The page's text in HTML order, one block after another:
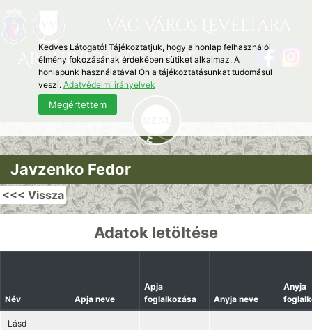
Archivum Vaciense
Javzenko Fedor
<<< Vissza
Adatok letöltése
Név Apja neve
Apja
foglalkozása
Anyja neve
Anyja
Lásd
Kedves Látogató! Tájékoztatjuk, hogy a honlap felhasználói
élmény fokozásának érdekében sütiket alkalmaz. A
honlapunk használatával Ön a tájékoztatásunkat tudomásul
veszi. Adatvédelmi irányelvek
Megértettem